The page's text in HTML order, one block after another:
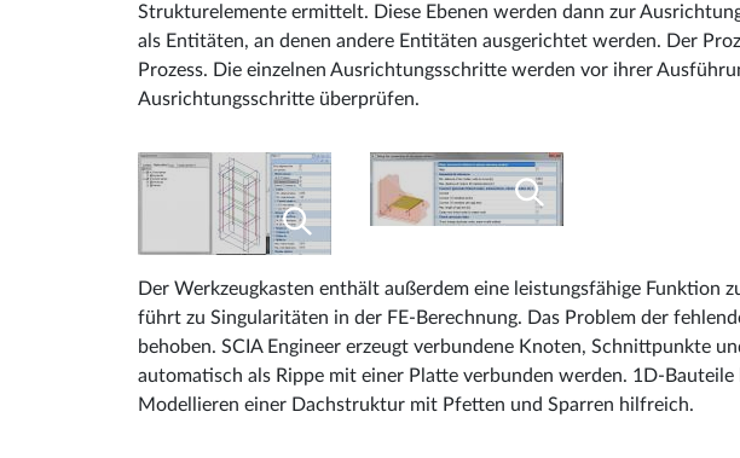
Strukturelemente ermittelt. Diese Ebenen werden dann zur
als Entitäten, an denen andere Entitäten ausgerichtet werden. Der
Prozess. Die einzelnen Ausrichtungsschritte werden vor ihrer
Ausrichtungsschritte überprüfen.
Der Werkzeugkasten enthält außerdem eine leistungsfähige Funktion
führt zu Singularitäten in der FE-Berechnung. Das Problem der
behoben. SCIA Engineer erzeugt verbundene Knoten, Schnittpunkte
automatisch als Rippe mit einer Platte verbunden werden. 1D-
Modellieren einer Dachstruktur mit Pfetten und Sparren hilfreich.